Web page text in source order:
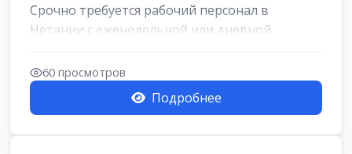
Срочно требуется рабочий персонал в
Нетании с еженедельной или дневной
оплатой<br />
Свежие вакансии в Нетании дл...
60 просмотров
Подробнее